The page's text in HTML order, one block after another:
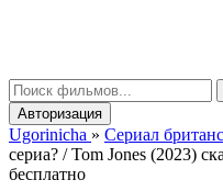
Авторизация
Ugorinicha » Сериал
сериа? / Tom Jones (2023)
бесплатно